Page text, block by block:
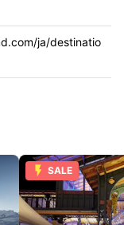
ja/destinatio
SALE